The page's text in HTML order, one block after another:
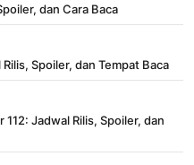
dan Cara Baca
Spoiler, dan Tempat Baca
Jadwal Rilis, Spoiler, dan